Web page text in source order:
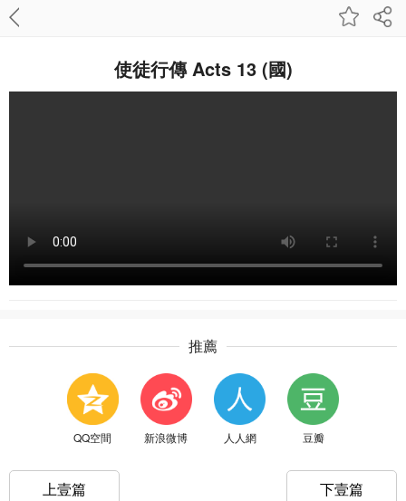
使徒行傳 Acts 13 (國)
推薦
QQ空間 新浪微博 人人網 豆瓣
上壹篇 下壹篇